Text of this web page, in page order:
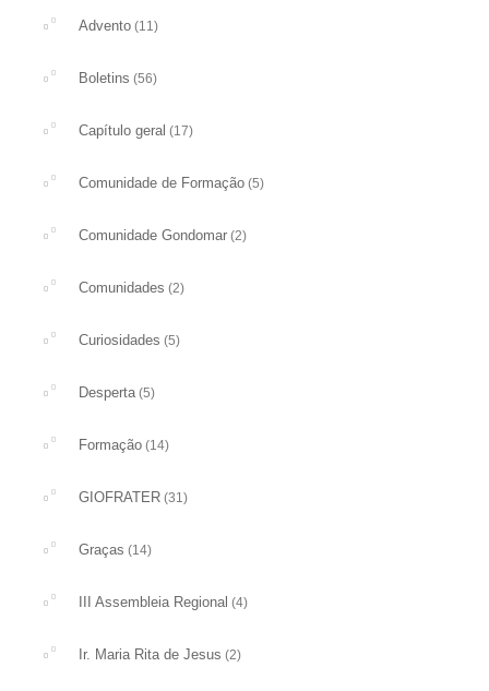
Advento (11)
Boletins (56)
Capítulo geral (17)
Comunidade de Formação (5)
Comunidade Gondomar (2)
Comunidades (2)
Curiosidades (5)
Desperta(5)
Formação (14)
GIOFRATER (31)
Graças (14)
III Assembleia Regional (4)
Ir. Maria Rita de Jesus (2)